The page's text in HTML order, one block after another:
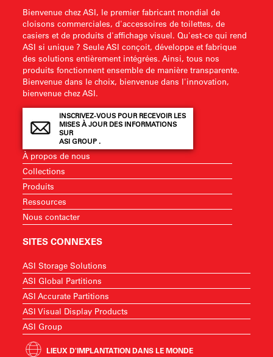
Bienvenue chez ASI, le premier fabricant mondial de
cloisons commerciales, d'accessoires de toilettes, de
casiers et de produits d'affichage visuel. Qu'est-ce qui rend
ASI si unique ? Seule ASI conçoit, développe et fabrique
des solutions entièrement intégrées. Ainsi, tous nos
produits fonctionnent ensemble de manière transparente.
Bienvenue dans le choix, bienvenue dans l'innovation,
bienvenue chez ASI.
INSCRIVEZ-VOUS POUR RECEVOIR LES
MISES À JOUR DES INFORMATIONS
SUR
ASI GROUP .
À propos de nous
Collections
Produits
Ressources
Nous contacter
SITES CONNEXES
ASI Storage Solutions
ASI Global Partitions
ASI Accurate Partitions
ASI Visual Display Products
ASI Group
LIEUX D'IMPLANTATION DANS LE MONDE